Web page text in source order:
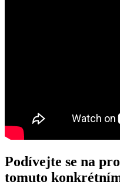
Podívejte se na
tomuto